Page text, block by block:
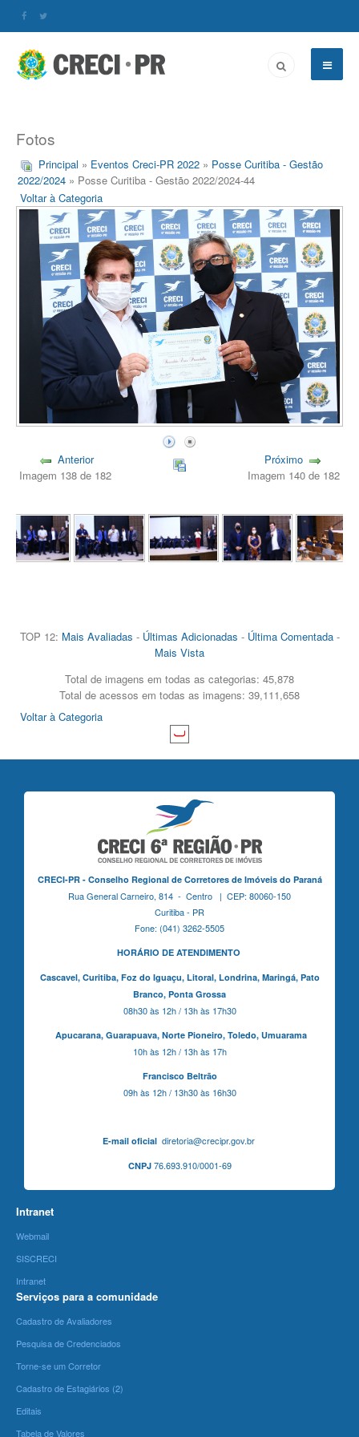
Fotos
Principal » Eventos Creci-PR 2022 » Posse Curitiba - Gestão
2022/2024 » Posse Curitiba - Gestão 2022/2024-44
Voltar à Categoria
Anterior
Imagem 138 de 182
Próximo
Imagem 140 de 182
TOP 12: Mais Avaliadas - Últimas Adicionadas - Última Comentada-
Mais Vista
Total de imagens em todas as categorias: 45,878
Total de acessos em todas as imagens: 39,111,658
Voltar à Categoria
CRECI-PR - Conselho Regional de Corretores de Imóveis do Paraná
Rua General Carneiro, 814 - Centro | CEP: 80060-150
Curitiba - PR
Fone: (041) 3262-5505
HORÁRIO DE ATENDIMENTO
Cascavel, Curitiba,Foz do Iguaçu, Litoral, Londrina, Maringá, Pato
Branco, Ponta Grossa
08h30 às 12h / 13h às 17h30
Apucarana, Guarapuava, Norte Pioneiro, Toledo, Umuarama
10h às 12h / 13h às 17h
Francisco Beltrão
09h às 12h / 13h30 às 16h30
E-mail oficialdiretoria@crecipr.gov.br
CNPJ76.693.910/0001-69
Intranet
Webmail
SISCRECI
Intranet
Serviços para a comunidade
Cadastro de Avaliadores
Pesquisa de Credenciados
Torne-se um Corretor
Cadastro de Estagiários (2)
Editais
Tabela de Valores